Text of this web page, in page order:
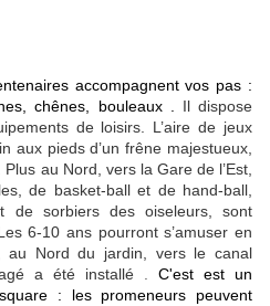
accompagnent vos pas :
chênes, bouleaux . Il dispose
de loisirs. L’aire de jeux
aux pieds d’un frêne majestueux,
au Nord, vers la Gare de l’Est,
de basket-ball et de hand-ball,
de sorbiers des oiseleurs, sont
6-10 ans pourront s’amuser en
au Nord du jardin, vers le canal
a été installé
C'est est un
: les promeneurs peuvent